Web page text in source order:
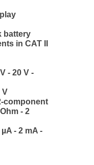
battery
in CAT II
- 20 V -
V
component
- 2
- 2 mA -